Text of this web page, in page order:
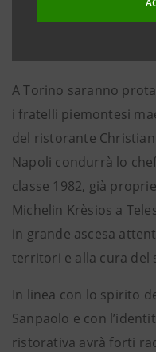
prevista per l’autunno
A Torino saranno
i fratelli piemontesi
del ristorante
Napoli condurrà lo
classe 1982, già
Michelin Krèsios a
in grande ascesa
territori e alla cura del
In linea con lo spirito
Sanpaolo e con
ristorativa avrà forti